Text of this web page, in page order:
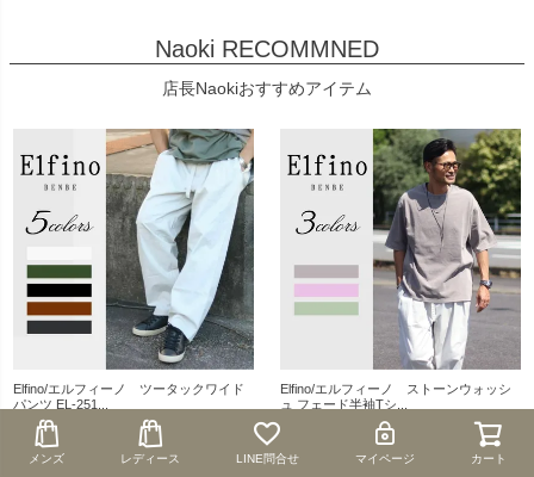
メンズ レディース LINE問合せ マイページ カート
メンズ レディース LINE問合せ マイページ カート
Naoki RECOMMNED
店長Naokiおすすめアイテム
Elfino/エルフィーノ ツータックワイド
パンツ EL-251...
19,800
Elfino/エルフィーノ ストーンウォッシ
ュ フェード半袖Tシ...